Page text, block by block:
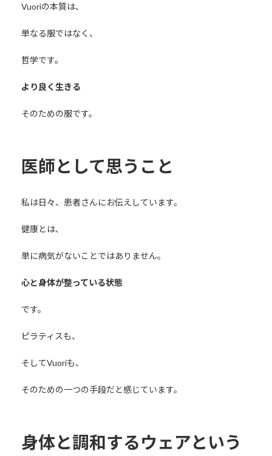
Vuoriの本質は、
単なる服ではなく、
哲学です。
より良く生きる
そのための服です。
医師として思うこと
私は日々、患者さんにお伝えしています。
健康とは、
単に病気がないことではありません。
心と身体が整っている状態
です。
ピラティスも、
そしてVuoriも、
そのための一つの手段だと感じています。
身体と調和するウェアという